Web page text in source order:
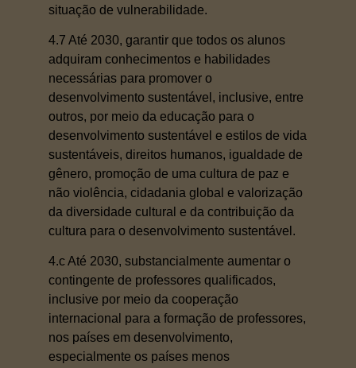
situação de vulnerabilidade.
4.7 Até 2030, garantir que todos os alunos
adquiram conhecimentos e habilidades
necessárias para promover o
desenvolvimento sustentável, inclusive, entre
outros, por meio da educação para o
desenvolvimento sustentável e estilos de vida
sustentáveis, direitos humanos, igualdade de
gênero, promoção de uma cultura de paz e
não violência, cidadania global e valorização
da diversidade cultural e da contribuição da
cultura para o desenvolvimento sustentável.
4.c Até 2030, substancialmente aumentar o
contingente de professores qualificados,
inclusive por meio da cooperação
internacional para a formação de professores,
nos países em desenvolvimento,
especialmente os países menos